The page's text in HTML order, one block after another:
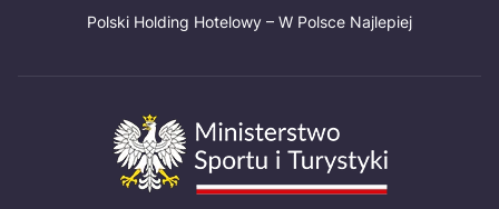
Polski Holding Hotelowy – W Polsce Najlepiej